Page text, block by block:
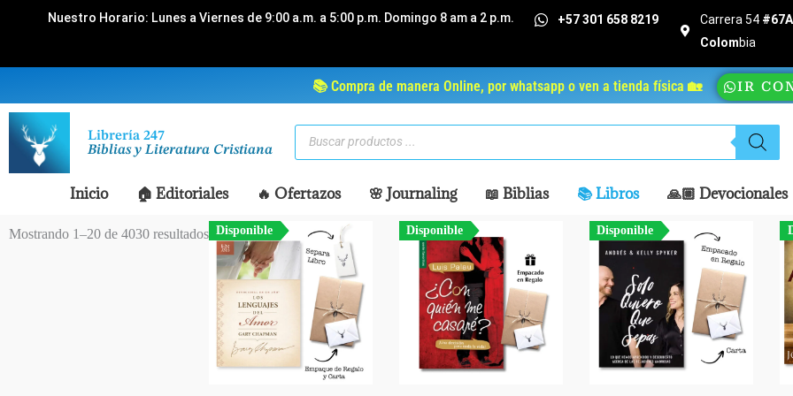
Nuestro Horario: Lunes a Viernes de 9:00 a.m. a 5:00 p.m. Domingo 8 am a 2 p.m. +57 301 658 8219 Carrera 54
Colombia
📚 Compra de manera Online, por whatsapp o ven a tienda física 🏡 IR
Librería 247
Biblias y Literatura Cristiana
Búsqueda
productos
Inicio 🏠 Editoriales 🔥 Ofertazos 🌸 Journaling 📖 Biblias 📚 Libros 🙏🏼 Devocionales
Mostrando 1–20 de 4030 resultados Disponible Disponible Disponible